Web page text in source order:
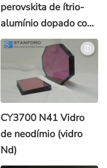
perovskita de ítrio-
alumínio dopado com
neodímio Nd:YAP
(Nd3+: YAlO3)
CY3700 N41 Vidro
de neodímio (vidro
Nd)